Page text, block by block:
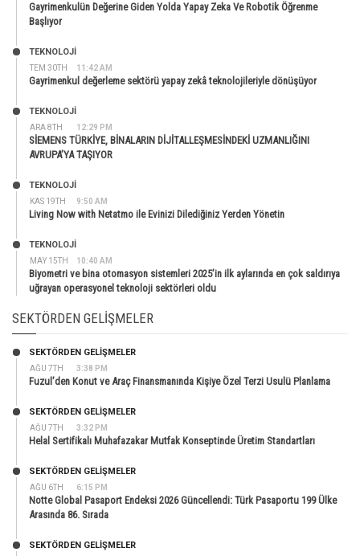
Gayrimenkulün Değerine Giden Yolda Yapay Zeka Ve Robotik Öğrenme
Başlıyor
TEM 30TH 11:42 AM
TEKNOLOJİ
Gayrimenkul değerleme sektörü yapay zekâ teknolojileriyle dönüşüyor
ARA 8TH 12:29 PM
TEKNOLOJİ
SİEMENS TÜRKİYE, BİNALARIN DİJİTALLEŞMESİNDEKİ UZMANLIĞINI
AVRUPA’YA TAŞIYOR
KAS 19TH 9:50 AM
TEKNOLOJİ
Living Now with Netatmo ile Evinizi Dilediğiniz Yerden Yönetin
MAY 15TH 10:40 AM
TEKNOLOJİ
Biyometri ve bina otomasyon sistemleri 2025’in ilk aylarında en çok saldırıya
uğrayan operasyonel teknoloji sektörleri oldu
SEKTÖRDEN GELIŞMELER
AĞU 7TH 3:38 PM
SEKTÖRDEN GELIŞMELER
Fuzul’den Konut ve Araç Finansmanında Kişiye Özel Terzi Usulü Planlama
AĞU 7TH 3:32 PM
SEKTÖRDEN GELIŞMELER
Helal Sertifikalı Muhafazakar Mutfak Konseptinde Üretim Standartları
AĞU 6TH 6:15 PM
SEKTÖRDEN GELIŞMELER
Notte Global Pasaport Endeksi 2026 Güncellendi: Türk Pasaportu 199 Ülke
Arasında 86. Sırada
SEKTÖRDEN GELIŞMELER